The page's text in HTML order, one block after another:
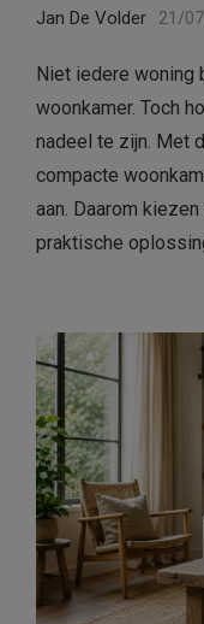
Jan De Volder 21/
Niet iedere woning
woonkamer. Toch
nadeel te zijn. Met
compacte
aan. Daarom
praktische